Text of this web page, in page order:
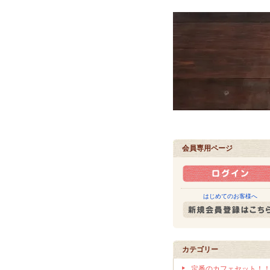
会員専用ページ
はじめてのお客様へ
カテゴリー